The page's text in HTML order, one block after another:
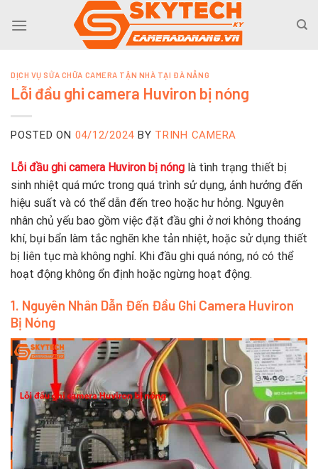
DỊCH VỤ SỬA CHỮA CAMERA TẬN NHÀ TẠI ĐÀ NẴNG
Lỗi đầu ghi camera Huviron bị nóng
POSTED ON 04/12/2024 BY TRINH CAMERA
Lỗi đầu ghi camera Huviron bị nóng là tình trạng thiết bị
sinh nhiệt quá mức trong quá trình sử dụng, ảnh hưởng đến
hiệu suất và có thể dẫn đến treo hoặc hư hỏng. Nguyên
nhân chủ yếu bao gồm việc đặt đầu ghi ở nơi không thoáng
khí, bụi bẩn làm tắc nghẽn khe tản nhiệt, hoặc sử dụng thiết
bị liên tục mà không nghỉ. Khi đầu ghi quá nóng, nó có thể
hoạt động không ổn định hoặc ngừng hoạt động.
1. Nguyên Nhân Dẫn Đến Đầu Ghi Camera Huviron
Bị Nóng